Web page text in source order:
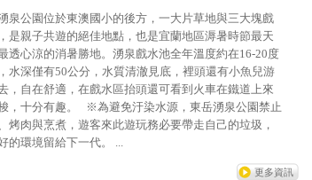
泉公園位於東澳國小的後方，一大片草地與三大塊戲
是親子共遊的絕佳地點，也是宜蘭地區溽暑時節最天
透心涼的消暑勝地。湧泉戲水池全年溫度約在16-20度
水深僅有50公分，水質清澈見底，裡頭還有小魚兒游
，自在舒適，在戲水區抬頭還可看到火車在鐵道上來
，十分有趣。 ※為避免汙染水源，東岳湧泉公園禁止
烤肉與烹煮，遊客來此遊玩務必要帶走自己的垃圾，
的環境留給下一代。 ...
更多資訊